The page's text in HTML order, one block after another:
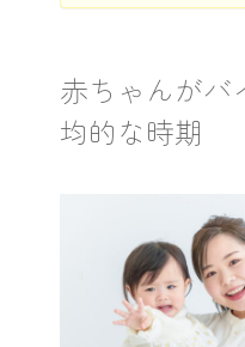
赤ちゃんがバ
均的な時期